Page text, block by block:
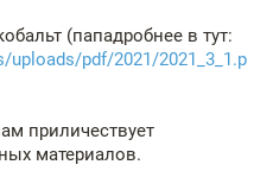
(пападробнее в тут:
pdf/2021/2021_3_1.p
приличествует
материалов.